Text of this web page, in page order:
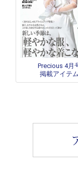
Precious 4月
掲載アイテム